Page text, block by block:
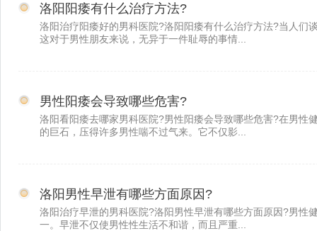
洛阳阳痿有什么治疗方法?
洛阳治疗阳痿好的男科医院?洛阳阳痿有什么治疗方法?当人们
这对于男性朋友来说，无异于一件耻辱的事情...
男性阳痿会导致哪些危害?
洛阳看阳痿去哪家男科医院?男性阳痿会导致哪些危害?在男性
的巨石，压得许多男性喘不过气来。它不仅影...
洛阳男性早泄有哪些方面原因?
洛阳治疗早泄的男科医院?洛阳男性早泄有哪些方面原因?男性
一。早泄不仅使男性性生活不和谐，而且严重...